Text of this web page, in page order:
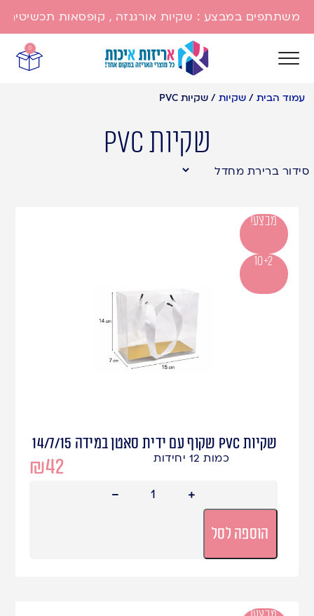
משתתפים במבצע : שקיות אורגנזה , קופסאות תכשיטים ,
0
עמוד הבית /שקיות /שקיות PVC
שקיות PVC
שקיות PVC שקוף עם ידית סאטן במידה 14/7/15
₪42 כמות 12 יחידות
הוספה לסל
מבצע!
10+2